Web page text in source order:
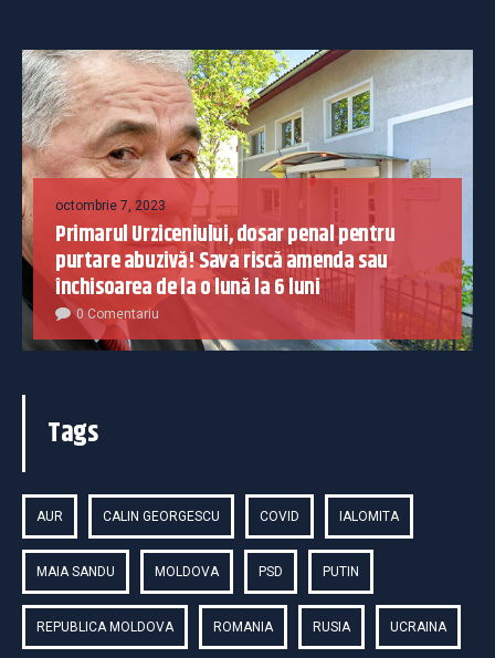
octombrie 7, 2023
Primarul Urziceniului, dosar penal pentru
purtare abuzivă! Sava riscă amenda sau
închisoarea de la o lună la 6 luni
0 Comentariu
Tags
AUR CALIN GEORGESCU COVID IALOMITA
MAIA SANDU MOLDOVA PSD PUTIN
REPUBLICA MOLDOVA ROMANIA RUSIA UCRAINA